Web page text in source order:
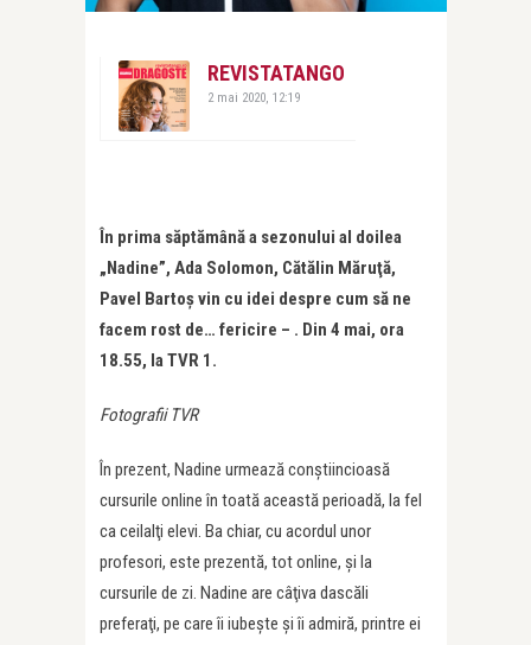
REVISTATANGO
2 mai 2020, 12:19
În prima săptămână a sezonului al doilea
„Nadine”, Ada Solomon, Cătălin Măruţă,
Pavel Bartoş vin cu idei despre cum să ne
facem rost de… fericire – . Din 4 mai, ora
18.55, la TVR 1.
Fotografii TVR
În prezent, Nadine urmează conştiincioasă
cursurile online în toată această perioadă, la fel
ca ceilalţi elevi. Ba chiar, cu acordul unor
profesori, este prezentă, tot online, şi la
cursurile de zi. Nadine are câţiva dascăli
preferaţi, pe care îi iubeşte şi îi admiră, printre ei